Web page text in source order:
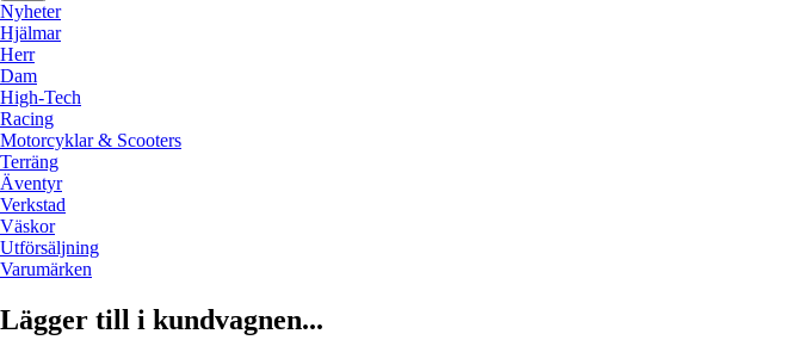
Nyheter
Hjälmar
Herr
Dam
High-Tech
Racing
Motorcyklar & Scooters
Terräng
Äventyr
Verkstad
Väskor
Utförsäljning
Varumärken
Lägger till i kundvagnen...